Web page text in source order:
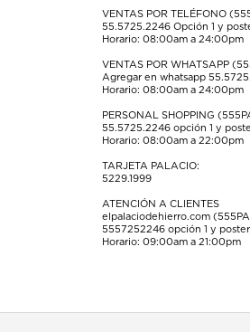
formularioformulario
de
formulario
de
formulario
de
de
envío.
VENTAS POR TELÉFONO
55.5725.2246 Opción 1 y
Horario: 08:00am a 24:00pm
VENTAS POR WHATSAPP
Agregar en whatsapp
Horario: 08:00am a 24:00pm
PERSONAL SHOPPING
55.5725.2246 opción 1 y
Horario: 08:00am a 22:00pm
TARJETA PALACIO:
5229.1999
ATENCIÓN A CLIENTES
elpalaciodehierro.com
5557252246 opción 1 y
Horario: 09:00am a 21:00pm